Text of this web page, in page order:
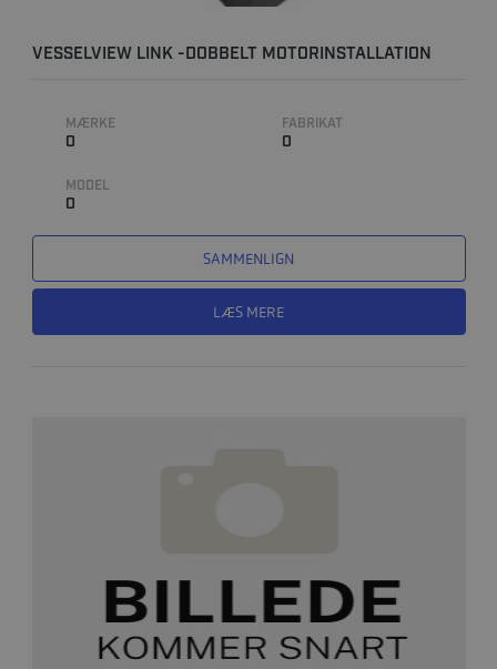
VESSELVIEW LINK -DOBBELT MOTORINSTALLATION
MÆRKE
0
FABRIKAT
0
MODEL
0
SAMMENLIGN
LÆS MERE